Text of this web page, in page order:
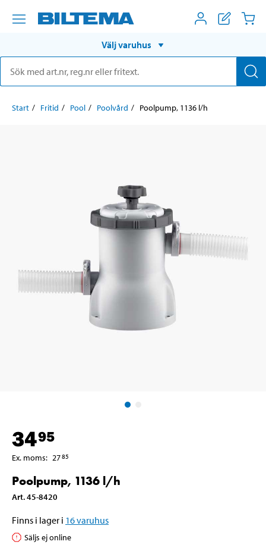
Välj varuhus
Start Fritid Pool Poolvård Poolpump, 1136 l/h
3495
Ex. moms: 2785
Poolpump, 1136 l/h
Art.45-8420
Finns i lager i 16varuhus
Säljs ej online